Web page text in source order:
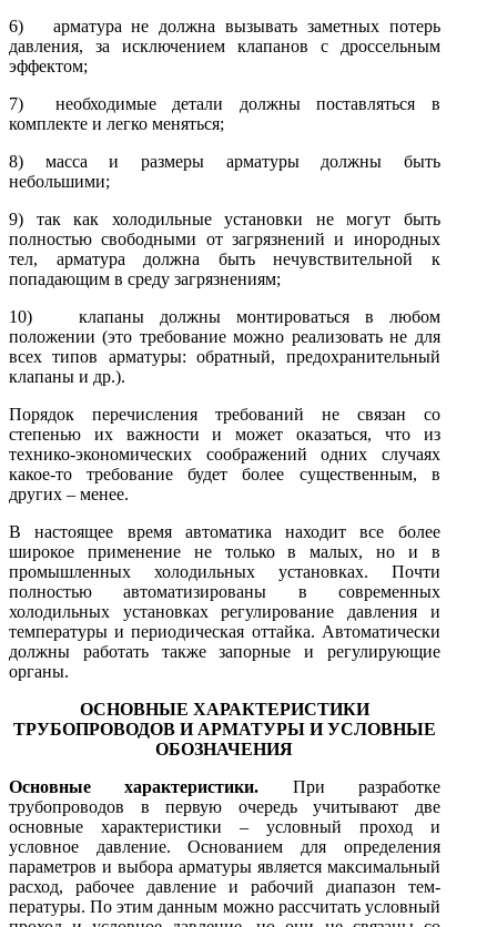
6) арматура не должна вызывать заметных потерь
давления, за исключением клапанов с дроссельным
эффектом;
7) необходимые детали должны поставляться в
комплекте и легко меняться;
8) масса и размеры арматуры должны быть
небольшими;
9) так как холодильные установки не могут быть
полностью свободными от загрязнений и инородных
тел, арматура должна быть не­чувствительной к
попадающим в среду загрязнениям;
10) клапаны должны монтироваться в любом
положении (это требование можно реализовать не для
всех типов арматуры: обратный, предохранительный
клапаны и др.).
Порядок перечисления требований не связан со
степенью их важности и может оказаться, что из
технико-экономических соображений одних случаях
какое-то требование будет более существенным, в
других – менее.
В настоящее время автоматика находит все более
широкое приме­нение не только в малых, но и в
промышленных холодильных установках. Почти
полностью автоматизированы в современных
холодильных установках регулирование давления и
температуры и периодическая оттайка. Автоматически
должны работать также запорные и регулирующие
органы.
ОСНОВНЫЕ ХАРАКТЕРИСТИКИ
ТРУБОПРОВОДОВ И АРМАТУРЫ И УСЛОВНЫЕ
ОБОЗНАЧЕНИЯ
Основные характеристики. При разработке
трубопроводов в первую очередь учитывают две
основные характеристики – условный проход и
условное давление. Основанием для определения
параметров и выбора арматуры явля­ется максимальный
расход, рабочее давление и рабочий диапазон тем­
пературы. По этим данным можно рассчитать условный